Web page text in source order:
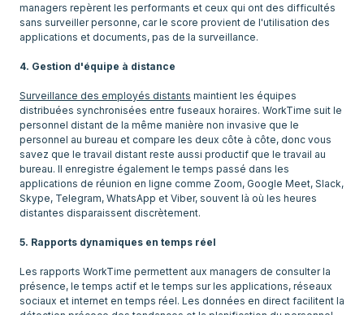
managers repèrent les performants et ceux qui ont des difficultés
sans surveiller personne, car le score provient de l'utilisation des
applications et documents, pas de la surveillance.
4. Gestion d'équipe à distance
Surveillance des employés distants maintient les équipes
distribuées synchronisées entre fuseaux horaires. WorkTime suit le
personnel distant de la même manière non invasive que le
personnel au bureau et compare les deux côte à côte, donc vous
savez que le travail distant reste aussi productif que le travail au
bureau. Il enregistre également le temps passé dans les
applications de réunion en ligne comme Zoom, Google Meet, Slack,
Skype, Telegram, WhatsApp et Viber, souvent là où les heures
distantes disparaissent discrètement.
5. Rapports dynamiques en temps réel
Les rapports WorkTime permettent aux managers de consulter la
présence, le temps actif et le temps sur les applications, réseaux
sociaux et internet en temps réel. Les données en direct facilitent la